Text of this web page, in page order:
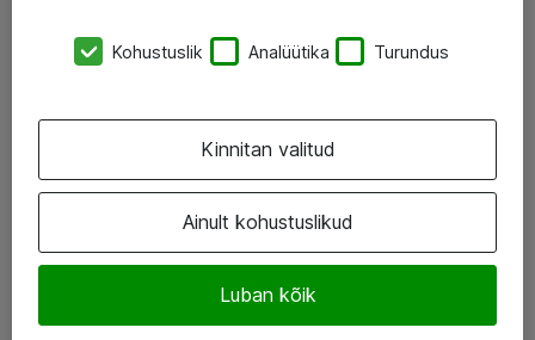
Atea kontaktid
Jälgi meid
LinkedIn
Kohustuslik Analüütika Turundus
Ainult kohustuslikud
Luban kõik
Kinnitan valitud